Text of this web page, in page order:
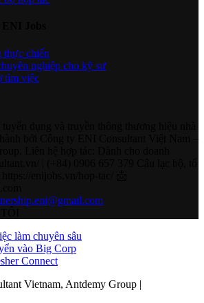
thực chiến
nghiệp cho kỹ sư
tìm việc
làm chuyên sâu
vào Big Corp
Connect
Vietnam, Antdemy Group |